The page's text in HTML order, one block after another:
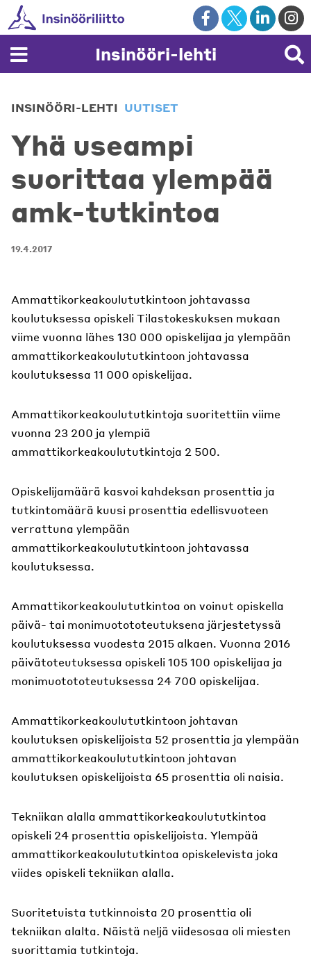
Skip
to
content
Insinööri-lehti
INSINÖÖRI-LEHTI UUTISET
Yhä useampi
suorittaa ylempää
amk-tutkintoa
19.4.2017
Ammattikorkeakoulututkintoon johtavassa
koulutuksessa opiskeli Tilastokeskuksen mukaan
viime vuonna lähes 130 000 opiskelijaa ja ylempään
ammattikorkeakoulututkintoon johtavassa
koulutuksessa 11 000 opiskelijaa.
Ammattikorkeakoulututkintoja suoritettiin viime
vuonna 23 200 ja ylempiä
ammattikorkeakoulututkintoja 2 500.
Opiskelijamäärä kasvoi kahdeksan prosenttia ja
tutkintomäärä kuusi prosenttia edellisvuoteen
verrattuna ylempään
ammattikorkeakoulututkintoon johtavassa
koulutuksessa.
Ammattikorkeakoulututkintoa on voinut opiskella
päivä- tai monimuotototeutuksena järjestetyssä
koulutuksessa vuodesta 2015 alkaen. Vuonna 2016
päivätoteutuksessa opiskeli 105 100 opiskelijaa ja
monimuotototeutuksessa 24 700 opiskelijaa.
Ammattikorkeakoulututkintoon johtavan
koulutuksen opiskelijoista 52 prosenttia ja ylempään
ammattikorkeakoulututkintoon johtavan
koulutuksen opiskelijoista 65 prosenttia oli naisia.
Tekniikan alalla ammattikorkeakoulututkintoa
opiskeli 24 prosenttia opiskelijoista. Ylempää
ammattikorkeakoulututkintoa opiskelevista joka
viides opiskeli tekniikan alalla.
Suoritetuista tutkinnoista 20 prosenttia oli
tekniikan alalta. Näistä neljä viidesosaa oli miesten
suorittamia tutkintoja.